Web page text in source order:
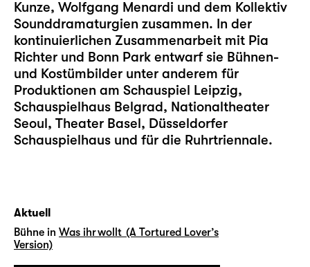
Kunze, Wolfgang Menardi und dem Kollektiv
Sounddramaturgien zusammen. In der
kontinuierlichen Zusammenarbeit mit Pia
Richter und Bonn Park entwarf sie Bühnen-
und Kostümbilder unter anderem für
Produktionen am Schauspiel Leipzig,
Schauspielhaus Belgrad, Nationaltheater
Seoul, Theater Basel, Düsseldorfer
Schauspielhaus und für die Ruhrtriennale.
Aktuell
Bühne in Was ihr wollt (A Tortured Lover’s
Version)